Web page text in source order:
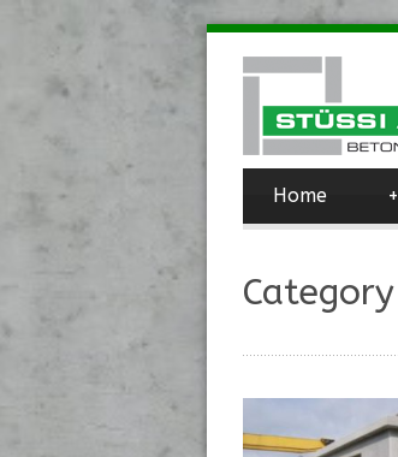
Home +
Category